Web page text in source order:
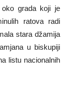
grada koji je
ratova radi
stara džamija
u biskupiji
listu nacionalnih